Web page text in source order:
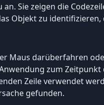
Sie zeigen die
Objekt zu
Maus darüberfahren
zum Zeitpunkt
Zeile verwendet
gefunden.